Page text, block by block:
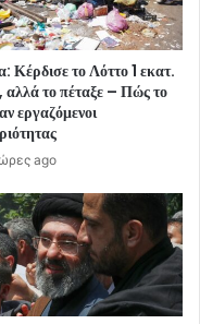
Κέρδισε το Λόττο 1 εκατ.
αλλά το πέταξε – Πώς το
εργαζόμενοι
ago